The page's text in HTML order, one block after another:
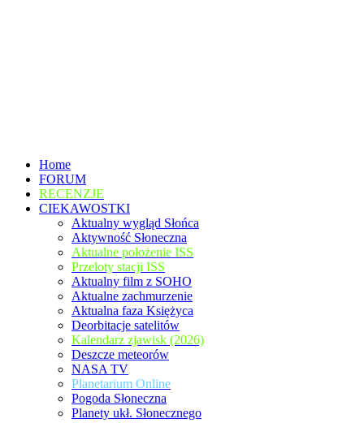
Home
FORUM
RECENZJE
CIEKAWOSTKI
Aktualny wygląd Słońca
Aktywność Słoneczna
Aktualne położenie ISS
Przeloty stacji ISS
Aktualny film z SOHO
Aktualne zachmurzenie
Aktualna faza Księżyca
Deorbitacje satelitów
Kalendarz zjawisk (2026)
Deszcze meteorów
NASA TV
Planetarium Online
Pogoda Słoneczna
Planety ukł. Słonecznego